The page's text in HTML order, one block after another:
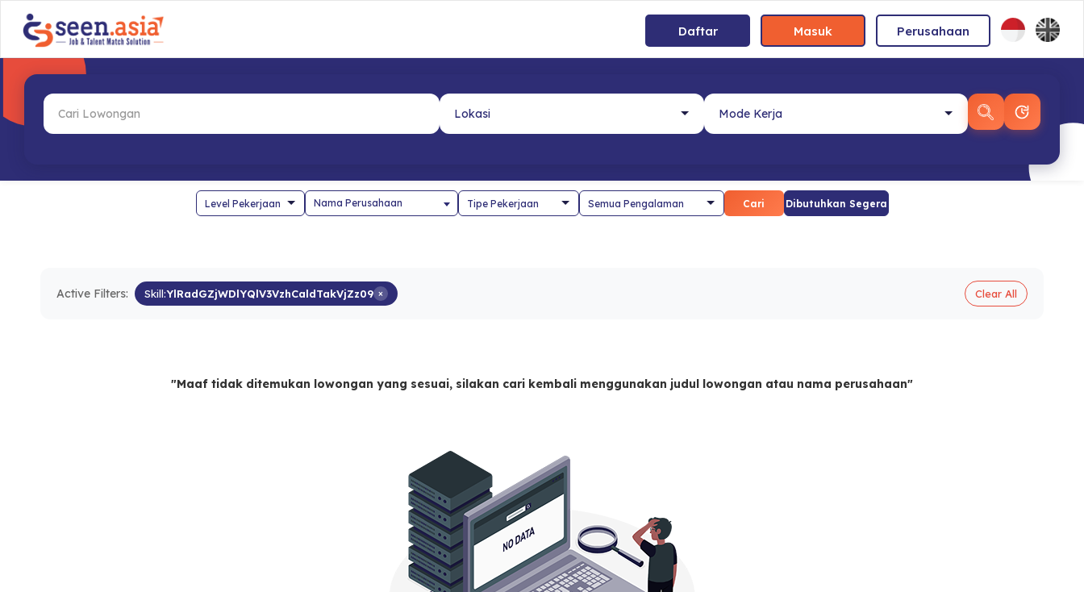
Daftar Masuk Perusahaan
Nama Perusahaan Cari Dibutuhkan Segera
Active Filters: Skill:YlRadGZjWDlYQlV3VzhCaldTakVjZz09 × Clear All
"Maaf tidak ditemukan lowongan yang sesuai, silakan cari kembali menggunakan judul lowongan atau nama perusahaan"